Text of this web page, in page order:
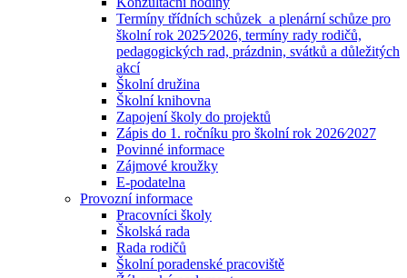
Termíny třídních schůzek a plenární schůze pro
školní rok 2025⁄2026, termíny rady rodičů,
pedagogických rad, prázdnin, svátků a důležitých
akcí
Školní družina
Školní knihovna
Zapojení školy do projektů
Zápis do 1. ročníku pro školní rok 2026⁄2027
Povinné informace
Zájmové kroužky
E-podatelna
Provozní informace
Pracovníci školy
Školská rada
Rada rodičů
Školní poradenské pracoviště